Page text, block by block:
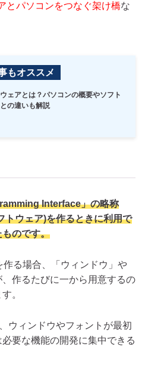
とパソコンをつなぐ架け橋な
もオススメ
ェアとは？パソコンの概要やソフト
の違いも解説
Interface」の略称
トウェア)を作るときに利用で
のです。
る場合、「ウィンドウ」や
、作るたびに一から用意するの
。
ウィンドウやフォントが最初
要な機能の開発に集中できる